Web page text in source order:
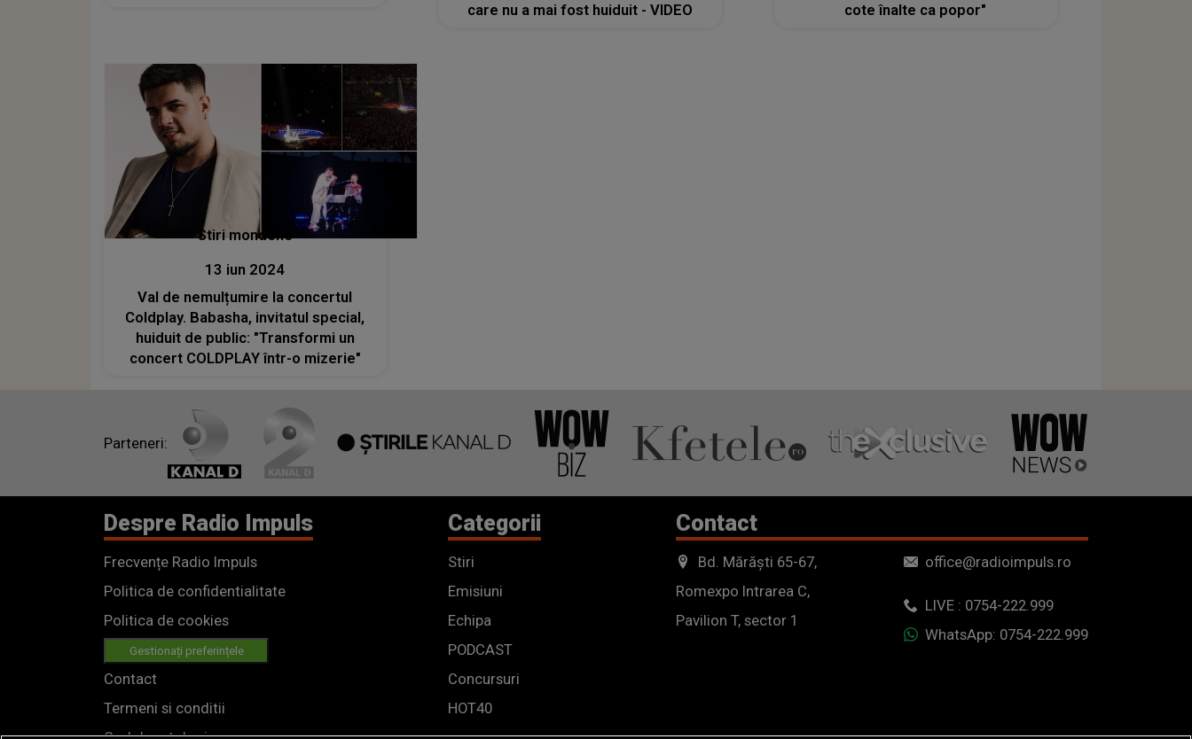
care nu a mai fost huiduit - VIDEO
cote înalte ca popor"
Stiri mondene
13 iun 2024
Val de nemulțumire la concertul
Coldplay. Babasha, invitatul special,
huiduit de public: "Transformi un
concert COLDPLAY într-o mizerie"
Parteneri:
Despre Radio Impuls
Frecvențe Radio Impuls
Politica de confidentialitate
Politica de cookies
Gestionați preferințele
Contact
Termeni si conditii
Categorii
Stiri
Emisiuni
Echipa
PODCAST
Concursuri
HOT40
Contact
Bd. Mărăști 65-67,
Romexpo Intrarea C,
Pavilion T, sector 1
office@radioimpuls.ro
LIVE : 0754-222.999
WhatsApp: 0754-222.999